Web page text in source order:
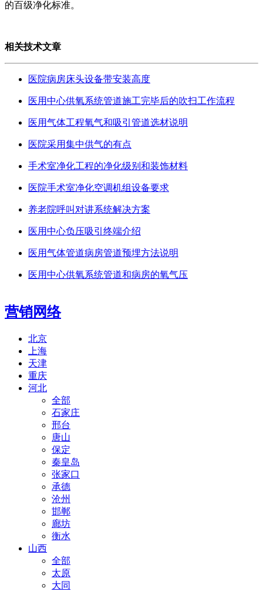
的百级净化标准。
相关技术文章
医院病房床头设备带安装高度
医用中心供氧系统管道施工完毕后的吹扫工作流程
医用气体工程氧气和吸引管道选材说明
医院采用集中供气的有点
手术室净化工程的净化级别和装饰材料
医院手术室净化空调机组设备要求
养老院呼叫对讲系统解决方案
医用中心负压吸引终端介绍
医用气体管道病房管道预埋方法说明
医用中心供氧系统管道和病房的氧气压
营销网络
北京
上海
天津
重庆
河北
全部
石家庄
邢台
唐山
保定
秦皇岛
张家口
承德
沧州
邯郸
廊坊
衡水
山西
全部
太原
大同